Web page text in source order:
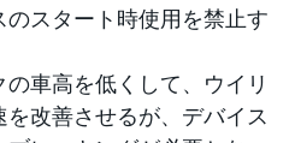
スタート時使用を禁止す
車高を低くして、ウイリ
改善させるが、デバイス